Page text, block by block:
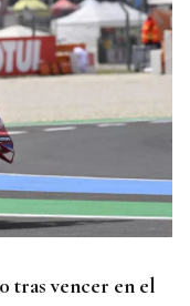
tras vencer en el